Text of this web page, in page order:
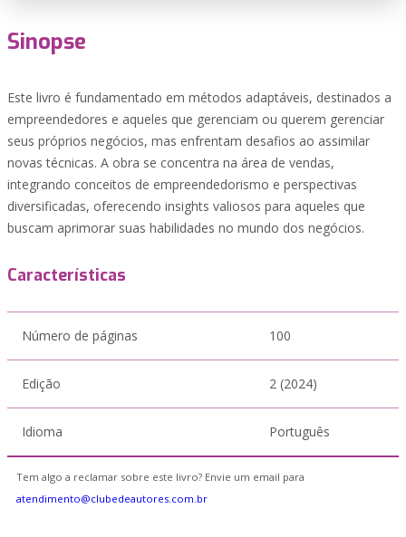
Sinopse
Este livro é fundamentado em métodos adaptáveis, destinados a
empreendedores e aqueles que gerenciam ou querem gerenciar
seus próprios negócios, mas enfrentam desafios ao assimilar
novas técnicas. A obra se concentra na área de vendas,
integrando conceitos de empreendedorismo e perspectivas
diversificadas, oferecendo insights valiosos para aqueles que
buscam aprimorar suas habilidades no mundo dos negócios.
Características
Número de páginas 100
Edição 2 (2024)
Idioma Português
Tem algo a reclamar sobre este livro? Envie um email para
atendimento@clubedeautores.com.br